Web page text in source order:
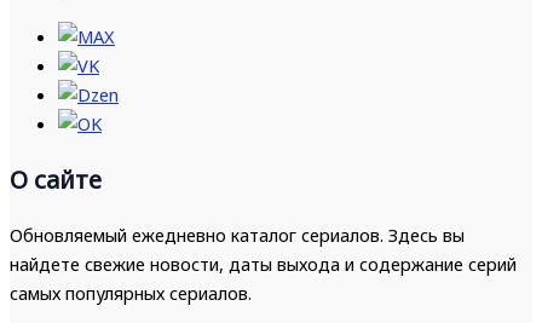
О сайте
Обновляемый ежедневно каталог сериалов. Здесь вы
найдете свежие новости, даты выхода и содержание серий
самых популярных сериалов.